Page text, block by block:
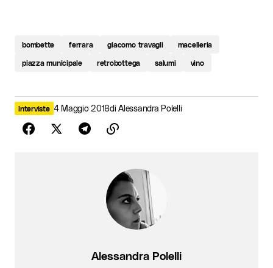
bombette ferrara giacomo travagli macelleria
piazza municipale retrobottega salumi vino
Interviste 4 Maggio 2018di Alessandra Polelli
Alessandra Polelli